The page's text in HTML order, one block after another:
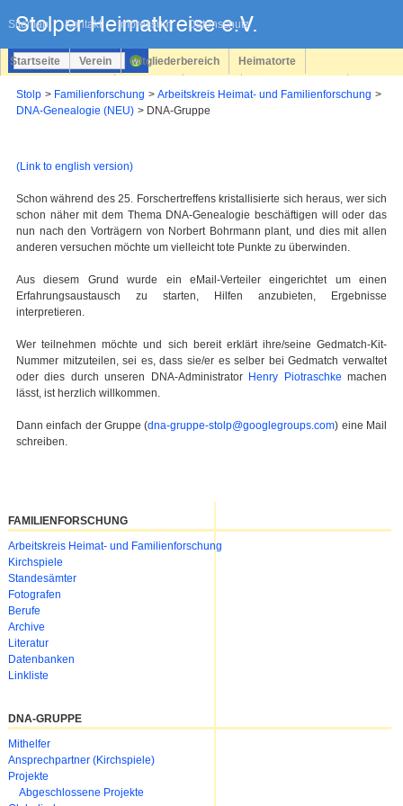
Sitemap Kontakt Impressum Datenschutz
überspringen
Startseite Verein Mitgliederbereich Heimatorte
Login
Stolp Familienforschung
Arbeitskreis Heimat- und Familienforschung
DNA-Genealogie (NEU)
DNA-Gruppe
(Link to english version)
Schon während des 25. Forschertreffens kristallisierte sich heraus, wer sich
schon näher mit dem Thema DNA-Genealogie beschäftigen will oder das
nun nach den Vorträgern von Norbert Bohrmann plant, und dies mit allen
anderen versuchen möchte um vielleicht tote Punkte zu überwinden.
Aus diesem Grund wurde ein eMail-Verteiler eingerichtet um einen
Erfahrungsaustausch zu starten, Hilfen anzubieten, Ergebnisse
interpretieren.
Wer teilnehmen möchte und sich bereit erklärt ihre/seine Gedmatch-Kit-
Nummer mitzuteilen, sei es, dass sie/er es selber bei Gedmatch verwaltet
oder dies durch unseren DNA-Administrator Henry Piotraschke machen
lässt, ist herzlich willkommen.
Dann einfach der Gruppe (dna-gruppe-stolp@googlegroups.com) eine Mail
schreiben.
FAMILIENFORSCHUNG
Navigation
überspringen
Arbeitskreis Heimat- und Familienforschung
Kirchspiele
Standesämter
Fotografen
Berufe
Archive
Literatur
Datenbanken
Linkliste
DNA-GRUPPE
Navigation
überspringen
Mithelfer
Ansprechpartner (Kirchspiele)
Projekte
Abgeschlossene Projekte